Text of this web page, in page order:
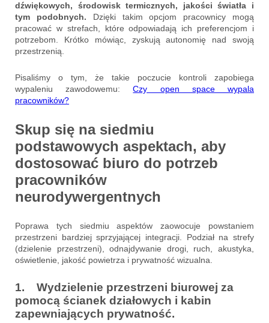
dźwiękowych, środowisk termicznych, jakości światła i
tym podobnych. Dzięki takim opcjom pracownicy mogą
pracować w strefach, które odpowiadają ich preferencjom i
potrzebom. Krótko mówiąc, zyskują autonomię nad swoją
przestrzenią.
Pisaliśmy o tym, że takie poczucie kontroli zapobiega
wypaleniu zawodowemu:Czy open space wypala
pracowników?
Skup się na siedmiu
podstawowych aspektach, aby
dostosować biuro do potrzeb
pracowników
neurodywergentnych
Poprawa tych siedmiu aspektów zaowocuje powstaniem
przestrzeni bardziej sprzyjającej integracji. Podział na strefy
(dzielenie przestrzeni), odnajdywanie drogi, ruch, akustyka,
oświetlenie, jakość powietrza i prywatność wizualna.
1. Wydzielenie przestrzeni biurowej za
pomocą ścianek działowych i kabin
zapewniających prywatność.